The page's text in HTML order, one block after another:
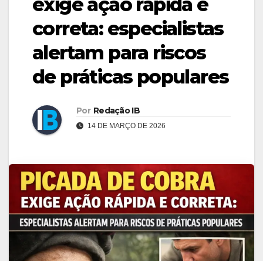
correta: especialistas
alertam para riscos
de práticas populares
Por Redação IB
14 DE MARÇO DE 2026